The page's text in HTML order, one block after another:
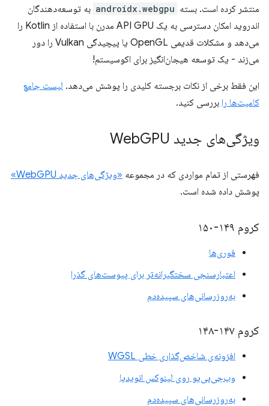
منتشر کرده است. بسته androidx.webgpu به توسعه‌دهندگان
اندروید امکان دسترسی به یک API GPU مدرن با استفاده از Kotlin را
می‌دهد و مشکلات قدیمی OpenGL یا پیچیدگی Vulkan را دور
می‌زند - یک توسعه هیجان‌انگیز برای اکوسیستم!
این فقط برخی از نکات برجسته کلیدی را پوشش می‌دهد. لیست جامع
کامیت‌ها را بررسی کنید.
ویژگی‌های جدید Web GPU
فهرستی از تمام مواردی که در مجموعه «ویژگی‌های جدید WebGPU»
پوشش داده شده است.
کروم ۱۴۹-۱۵۰
فوری‌ها
اعتبارسنجی سختگیرانه‌تر برای پیوست‌های گذرا
به‌روزرسانی‌های سپیده‌دم
کروم ۱۴۷-۱۴۸
افزونه‌ی شاخص‌گذاری خطی WGSL
وب‌جی‌پی‌یو روی لینوکس انویدیا
به‌روزرسانی‌های سپیده‌دم